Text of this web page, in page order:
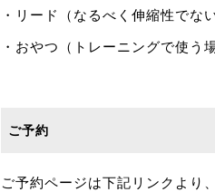
・リード（なるべく伸縮性でな
・おやつ（トレーニングで使う
ご予約
ご予約ページは下記リンクより